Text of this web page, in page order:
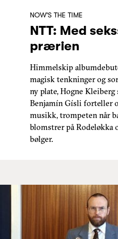
NOW'S THE TIME
NTT: Med
prærien
Himmelskip
magisk tenkninger og
ny plate, Hogne
Benjamín Gísli forteller
musikk, trompeten når
blomstrer på Rodeløkka
bølger.